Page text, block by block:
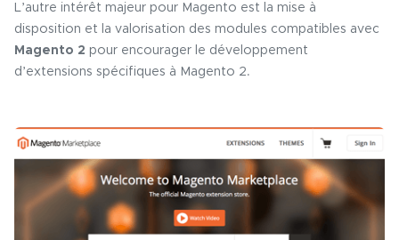
L’autre intérêt majeur pour Magento est la mise à
disposition et la valorisation des modules compatibles avec
Magento 2 pour encourager le développement
d’extensions spécifiques à Magento 2.